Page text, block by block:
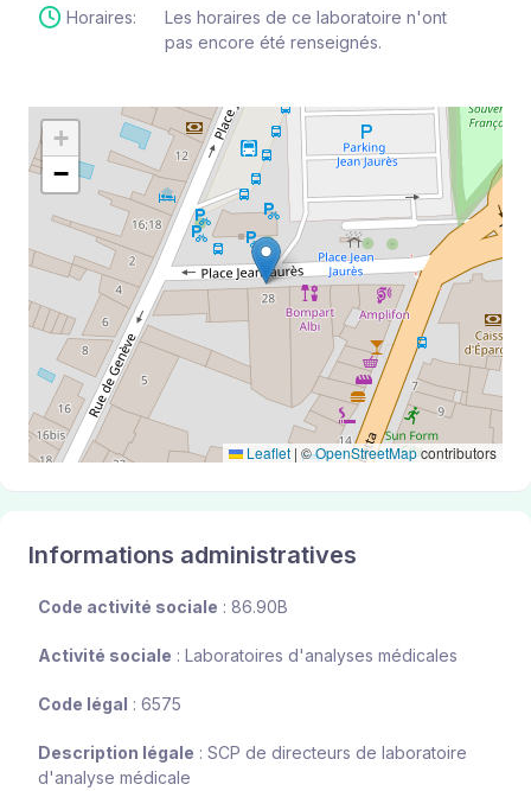
Horaires:
Les horaires de ce laboratoire n'ont
pas encore été renseignés.
+
−
Leaflet | ©OpenStreetMapcontributors
Informations administratives
Code activité sociale : 86.90B
Activité sociale : Laboratoires d'analyses médicales
Code légal : 6575
Description légale : SCP de directeurs de laboratoire
d'analyse médicale